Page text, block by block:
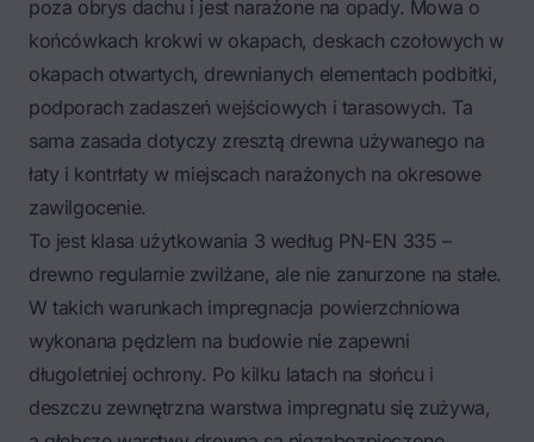
poza obrys dachu i jest narażone na opady. Mowa o
końcówkach krokwi w okapach, deskach czołowych w
okapach otwartych, drewnianych elementach podbitki,
podporach zadaszeń wejściowych i tarasowych. Ta
sama zasada dotyczy zresztą drewna używanego na
łaty i kontrłaty w miejscach narażonych na okresowe
zawilgocenie.
To jest klasa użytkowania 3 według PN-EN 335 –
drewno regularnie zwilżane, ale nie zanurzone na stałe.
W takich warunkach impregnacja powierzchniowa
wykonana pędzlem na budowie nie zapewni
długoletniej ochrony. Po kilku latach na słońcu i
deszczu zewnętrzna warstwa impregnatu się zużywa,